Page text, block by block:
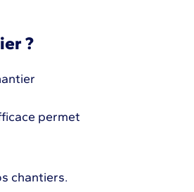
?
permet
chantiers.